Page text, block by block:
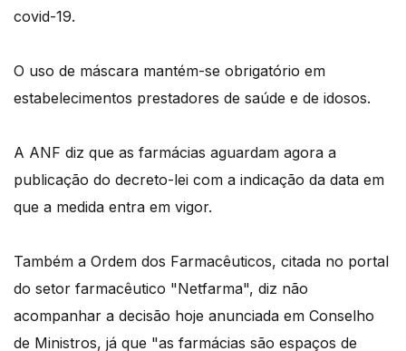
covid-19.
O uso de máscara mantém-se obrigatório em
estabelecimentos prestadores de saúde e de idosos.
A ANF diz que as farmácias aguardam agora a
publicação do decreto-lei com a indicação da data em
que a medida entra em vigor.
Também a Ordem dos Farmacêuticos, citada no portal
do setor farmacêutico "Netfarma", diz não
acompanhar a decisão hoje anunciada em Conselho
de Ministros, já que "as farmácias são espaços de